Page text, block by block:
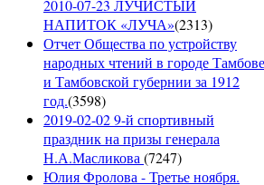
2010-07-23 ЛУЧИСТЫЙ
НАПИТОК «ЛУЧА»(2313)
Отчет Общества по устройству
народных чтений в городе Тамбове
и Тамбовской губернии за 1912
год.(3598)
2019-02-02 9-й спортивный
праздник на призы генерала
Н.А.Масликова(7247)
Юлия Фролова - Третье ноября.